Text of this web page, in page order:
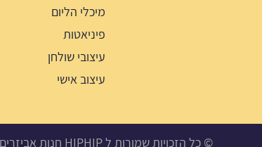
מיכלי הליום
פיניאטות
עיצובי שולחן
עיצוב אישי
© כל הזכויות שמורות ל HIPHIP חנות אביזרים לימי הולדת, מסיבות ואירועים